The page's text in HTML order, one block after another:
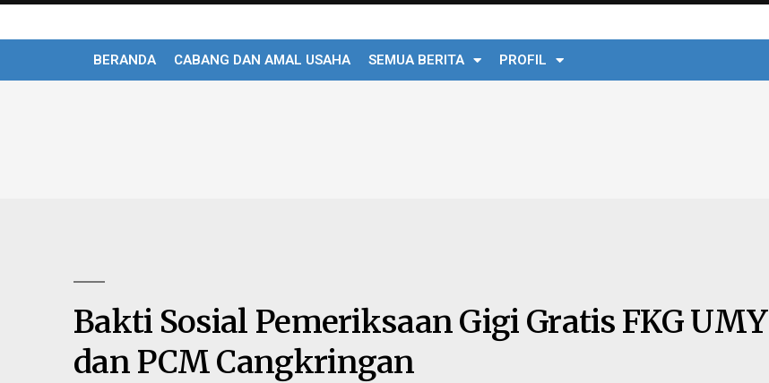
BERANDA CABANG DAN AMAL USAHA SEMUA BERITA PROFIL
Bakti Sosial Pemeriksaan Gigi Gratis FKG UMY
dan PCM Cangkringan